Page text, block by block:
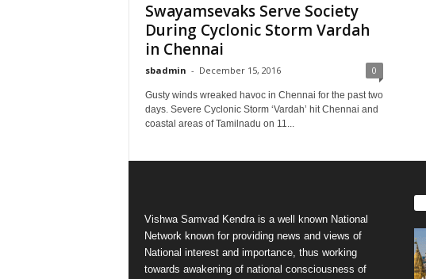
Swayamsevaks Serve Society
During Cyclonic Storm Vardah
in Chennai
sbadmin - December 15, 2016 0
Gusty winds wreaked havoc in Chennai for the past two
days. Severe Cyclonic Storm ‘Vardah’ hit Chennai and
coastal areas of Tamilnadu on 11...
Vishwa Samvad Kendra is a well known National
Network known for providing news and views of
National interest and importance, thus working
towards awakening of national consciousness of